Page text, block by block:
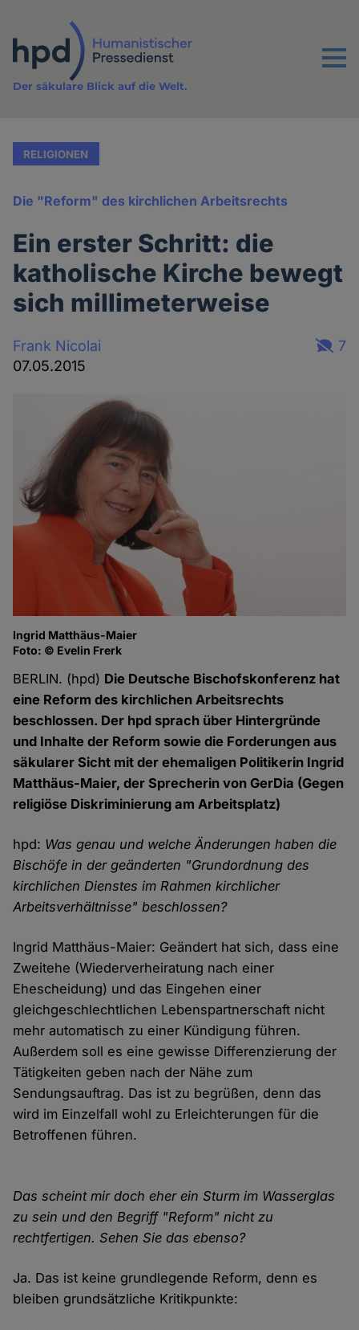
Inhalt
Menu
Der säkulare Blick auf die Welt.
RELIGIONEN
Die "Reform" des kirchlichen Arbeitsrechts
Ein erster Schritt: die
katholische Kirche bewegt
sich millimeterweise
Frank Nicolai
07.05.2015
7
Ingrid Matthäus-Maier
Foto: © Evelin Frerk
BERLIN. (hpd) Die Deutsche Bischofskonferenz hat
eine Reform des kirchlichen Arbeitsrechts
beschlossen. Der hpd sprach über Hintergründe
und Inhalte der Reform sowie die Forderungen aus
säkularer Sicht mit der ehemaligen Politikerin Ingrid
Matthäus-Maier, der Sprecherin von GerDia (Gegen
religiöse Diskriminierung am Arbeitsplatz)
hpd: Was genau und welche Änderungen haben die
Bischöfe in der geänderten "Grundordnung des
kirchlichen Dienstes im Rahmen kirchlicher
Arbeitsverhältnisse" beschlossen?
Ingrid Matthäus-Maier: Geändert hat sich, dass eine
Zweitehe (Wiederverheiratung nach einer
Ehescheidung) und das Eingehen einer
gleichgeschlechtlichen Lebenspartnerschaft nicht
mehr automatisch zu einer Kündigung führen.
Außerdem soll es eine gewisse Differenzierung der
Tätigkeiten geben nach der Nähe zum
Sendungsauftrag. Das ist zu begrüßen, denn das
wird im Einzelfall wohl zu Erleichterungen für die
Betroffenen führen.
Das scheint mir doch eher ein Sturm im Wasserglas
zu sein und den Begriff "Reform" nicht zu
rechtfertigen. Sehen Sie das ebenso?
Ja. Das ist keine grundlegende Reform, denn es
bleiben grundsätzliche Kritikpunkte: